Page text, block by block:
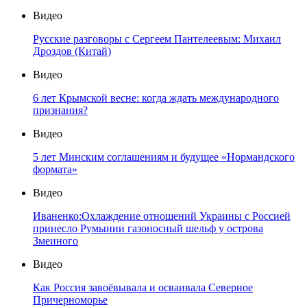
Видео
Русские разговоры с Сергеем Пантелеевым: Михаил
Дроздов (Китай)
Видео
6 лет Крымской весне: когда ждать международного
признания?
Видео
5 лет Минским соглашениям и будущее «Нормандского
формата»
Видео
Иваненко:Охлаждение отношений Украины с Россией
принесло Румынии газоносный шельф у острова
Змеиного
Видео
Как Россия завоёвывала и осваивала Северное
Причерноморье